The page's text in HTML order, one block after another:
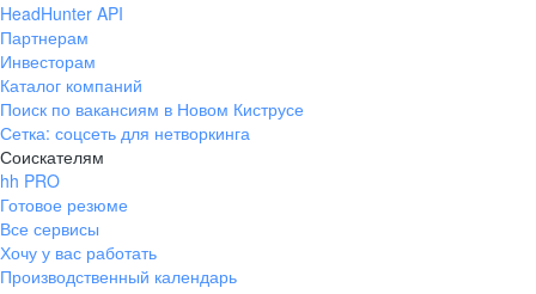
HeadHunter API
Партнерам
Инвесторам
Каталог компаний
Поиск по вакансиям в Новом Киструсе
Сетка: соцсеть для нетворкинга
Соискателям
hh PRO
Готовое резюме
Все сервисы
Хочу у вас работать
Производственный календарь